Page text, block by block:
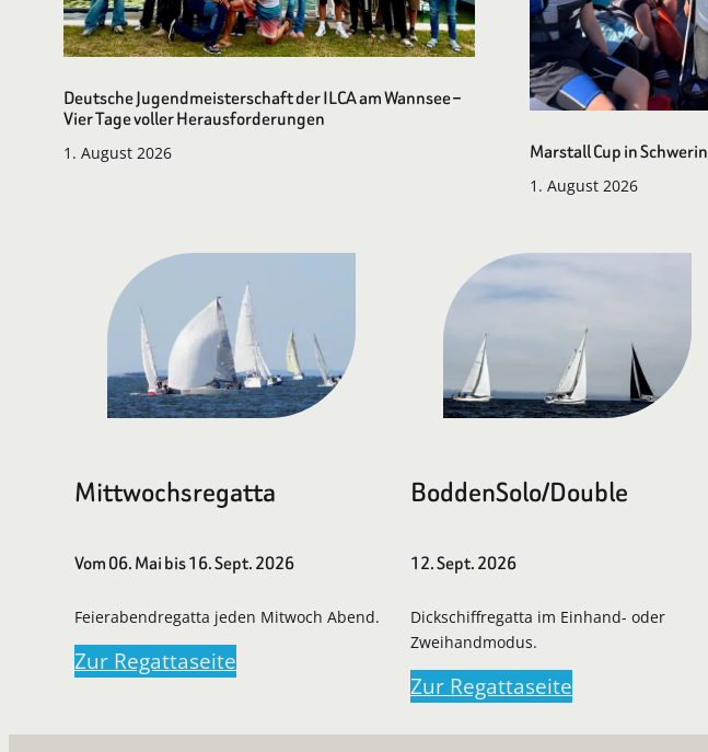
Deutsche Jugendmeisterschaft der ILCA am Wannsee –
Vier Tage voller Herausforderungen
1. August 2026 Marstall Cup in Schwerin
1. August 2026
Mittwochsregatta
Vom 06. Mai bis 16. Sept. 2026
Feierabendregatta jeden Mitwoch Abend.
Zur Regattaseite
BoddenSolo/Double
12. Sept. 2026
Dickschiffregatta im Einhand- oder
Zweihandmodus.
Zur Regattaseite